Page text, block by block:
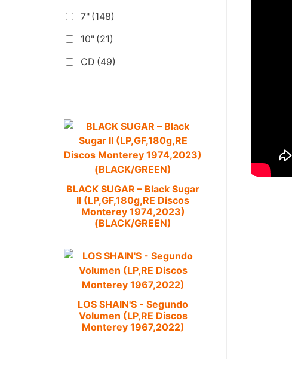
7" (148)
10" (21)
CD (49)
BLACK SUGAR – Black Sugar
II (LP,GF,180g,RE Discos
Monterey 1974,2023)
(BLACK/GREEN)
LOS SHAIN'S - Segundo
Volumen (LP,RE Discos
Monterey 1967,2022)